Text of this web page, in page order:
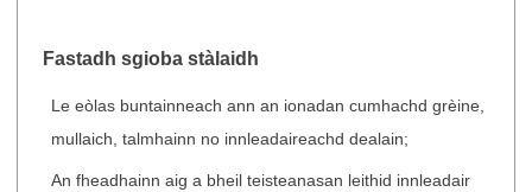
Fastadh sgioba stàlaidh
Le eòlas buntainneach ann an ionadan cumhachd grèine,
mullaich, talmhainn no innleadaireachd dealain;
An fheadhainn aig a bheil teisteanasan leithid innleadair